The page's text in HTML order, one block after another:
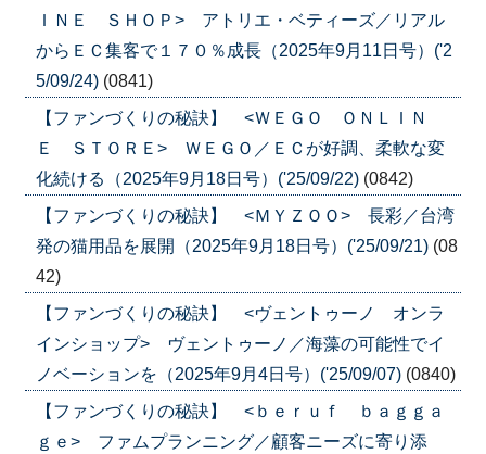
ＩＮＥ ＳＨＯＰ> アトリエ・ベティーズ／リアル
からＥＣ集客で１７０％成長（2025年9月11日号）('2
5/09/24) (0841)
【ファンづくりの秘訣】 <ＷＥＧＯ ＯＮＬＩＮ
Ｅ ＳＴＯＲＥ> ＷＥＧＯ／ＥＣが好調、柔軟な変
化続ける（2025年9月18日号）('25/09/22) (0842)
【ファンづくりの秘訣】 <ＭＹＺＯＯ> 長彩／台湾
発の猫用品を展開（2025年9月18日号）('25/09/21) (08
42)
【ファンづくりの秘訣】 <ヴェントゥーノ オンラ
インショップ> ヴェントゥーノ／海藻の可能性でイ
ノベーションを（2025年9月4日号）('25/09/07) (0840)
【ファンづくりの秘訣】 <ｂｅｒｕｆ ｂａｇｇａ
ｇｅ> ファムプランニング／顧客ニーズに寄り添